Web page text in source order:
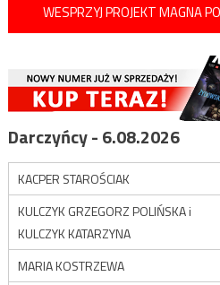
WESPRZYJ PROJEKT MAGNA
Darczyńcy - 6.08.2026
KACPER STAROŚCIAK
KULCZYK GRZEGORZ POLIŃSKA i
KULCZYK KATARZYNA
MARIA KOSTRZEWA